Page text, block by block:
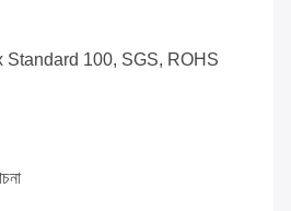
Standard 100, SGS, ROHS